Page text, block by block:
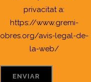
privacitat a:
https://www.gremi-
obres.org/avis-legal-de-
la-web/